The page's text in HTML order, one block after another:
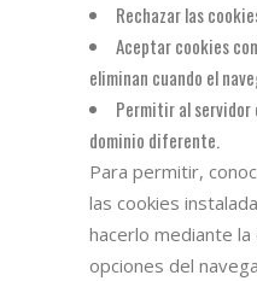
Rechazar las
Aceptar cookies
eliminan cuando el
Permitir al servidor
dominio diferente.
Para permitir,
las cookies
hacerlo mediante
opciones del